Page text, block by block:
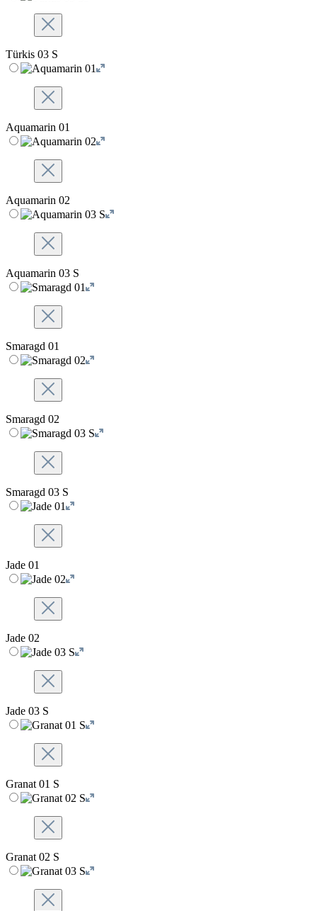
Türkis 03 S
Aquamarin 01
Aquamarin 02
Aquamarin 03 S
Smaragd 01
Smaragd 02
Smaragd 03 S
Jade 01
Jade 02
Jade 03 S
Granat 01 S
Granat 02 S